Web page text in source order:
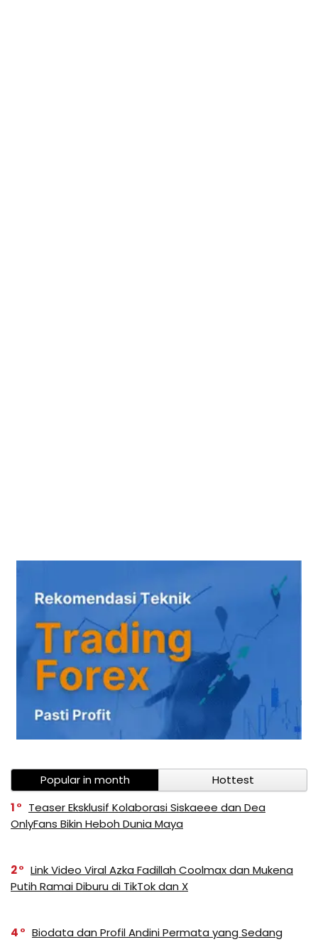
Popular in month
Hottest
1
Teaser Eksklusif Kolaborasi Siskaeee dan Dea
OnlyFans Bikin Heboh Dunia Maya
2
Link Video Viral Azka Fadillah Coolmax dan Mukena
Putih Ramai Diburu di TikTok dan X
4
Biodata dan Profil Andini Permata yang Sedang